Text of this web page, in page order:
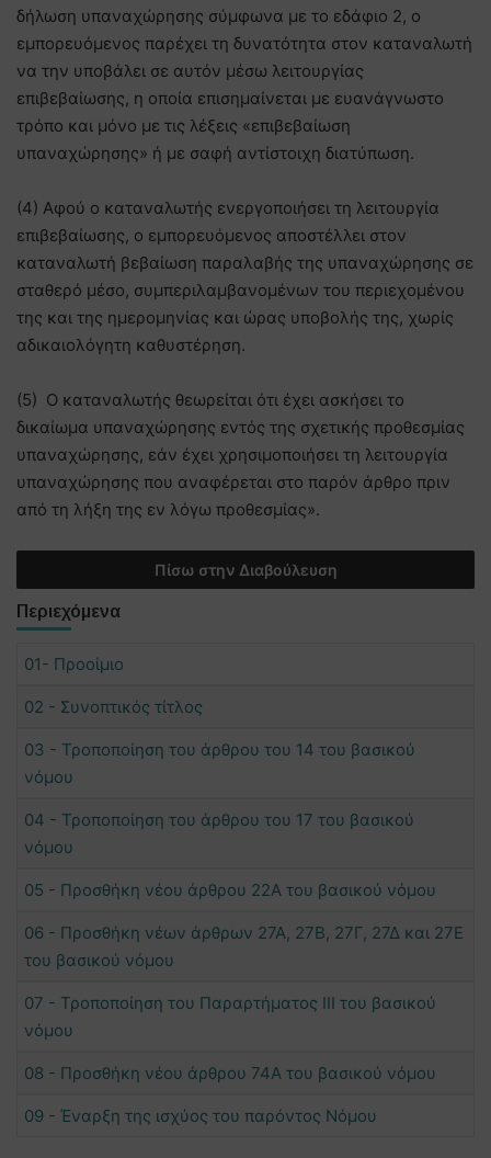
δήλωση υπαναχώρησης σύμφωνα με το εδάφιο 2, ο
εμπορευόμενος παρέχει τη δυνατότητα στον καταναλωτή
να την υποβάλει σε αυτόν μέσω λειτουργίας
επιβεβαίωσης, η οποία επισημαίνεται με ευανάγνωστο
τρόπο και μόνο με τις λέξεις «επιβεβαίωση
υπαναχώρησης» ή με σαφή αντίστοιχη διατύπωση.
(4) Αφού ο καταναλωτής ενεργοποιήσει τη λειτουργία
επιβεβαίωσης, ο εμπορευόμενος αποστέλλει στον
καταναλωτή βεβαίωση παραλαβής της υπαναχώρησης σε
σταθερό μέσο, συμπεριλαμβανομένων του περιεχομένου
της και της ημερομηνίας και ώρας υποβολής της, χωρίς
αδικαιολόγητη καθυστέρηση.
(5) Ο καταναλωτής θεωρείται ότι έχει ασκήσει το
δικαίωμα υπαναχώρησης εντός της σχετικής προθεσμίας
υπαναχώρησης, εάν έχει χρησιμοποιήσει τη λειτουργία
υπαναχώρησης που αναφέρεται στο παρόν άρθρο πριν
από τη λήξη της εν λόγω προθεσμίας».
Πίσω στην Διαβούλευση
Περιεχόμενα
01- Προοίμιο
02 - Συνοπτικός τίτλος
03 - Τροποποίηση του άρθρου του 14 του βασικού
νόμου
04 - Τροποποίηση του άρθρου του 17 του βασικού
νόμου
05 - Προσθήκη νέου άρθρου 22Α του βασικού νόμου
06 - Προσθήκη νέων άρθρων 27Α, 27Β, 27Γ, 27Δ και 27Ε
του βασικού νόμου
07 - Τροποποίηση του Παραρτήματος III του βασικού
νόμου
08 - Προσθήκη νέoυ άρθρου 74Α του βασικού νόμου
09 - Έναρξη της ισχύος του παρόντος Νόμου